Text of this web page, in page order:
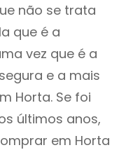
não se trata
que é a
vez que é a
e a mais
Horta. Se foi
últimos anos,
em Horta